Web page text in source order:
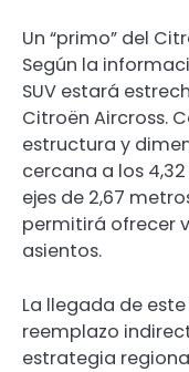
Un “primo” del
Según la
SUV estará
Citroën Aircross.
estructura y
cercana a los
ejes de 2,67
permitirá ofrecer
asientos.
La llegada de
reemplazo
estrategia